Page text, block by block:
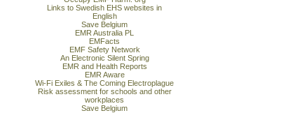
Links to Swedish EHS websites in
English
Save Belgium
EMR Australia PL
EMFacts
EMF Safety Network
An Electronic Silent Spring
EMR and Health Reports
EMR Aware
Wi-Fi Exiles & The Coming Electroplague
Risk assessment for schools and other
workplaces
Save Belgium